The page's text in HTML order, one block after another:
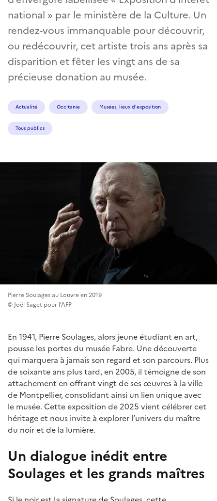
national » par le ministère de la Culture. Un
rendez-vous immanquable pour découvrir,
ou redécouvrir, cet artiste trois ans après sa
disparition et fêter les vingt ans de sa
précieuse donation au musée.
Actualité Occitanie Musées, lieux d'exposition
Tous publics
Pierre Soulages au Louvre en 2019
© Joël Saget pour l’AFP
En 1941, Pierre Soulages, alors jeune étudiant en art,
pousse les portes du musée Fabre. Une découverte
qui marquera à jamais son regard et son parcours. Plus
de soixante ans plus tard, en 2005, il témoigne de son
attachement en offrant vingt de ses œuvres à la ville
de Montpellier, consolidant ainsi un lien unique avec
le musée. Cette exposition de 2025 vient célébrer cet
héritage et nous invite à explorer l’univers du maître
du noir et de la lumière.
Un dialogue inédit entre
Soulages et les grands maîtres